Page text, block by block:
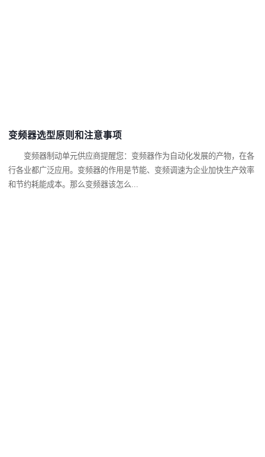
变频器选型原则和注意事项
变频器制动单元供应商提醒您：变频器作为自动化发展的产物，在各
行各业都广泛应用。变频器的作用是节能、变频调速为企业加快生产效率
和节约耗能成本。那么变频器该怎么...